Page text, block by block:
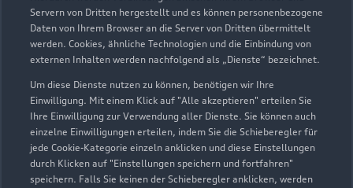
Servern von Dritten hergestellt und es können personenbezogene
Daten von Ihrem Browser an die Server von Dritten übermittelt
werden. Cookies, ähnliche Technologien und die Einbindung von
externen Inhalten werden nachfolgend als „Dienste“ bezeichnet.
Um diese Dienste nutzen zu können, benötigen wir Ihre
Einwilligung. Mit einem Klick auf "Alle akzeptieren" erteilen Sie
Ihre Einwilligung zur Verwendung aller Dienste. Sie können auch
einzelne Einwilligungen erteilen, indem Sie die Schieberegler für
jede Cookie-Kategorie einzeln anklicken und diese Einstellungen
durch Klicken auf "Einstellungen speichern und fortfahren"
speichern. Falls Sie keinen der Schieberegler anklicken, werden